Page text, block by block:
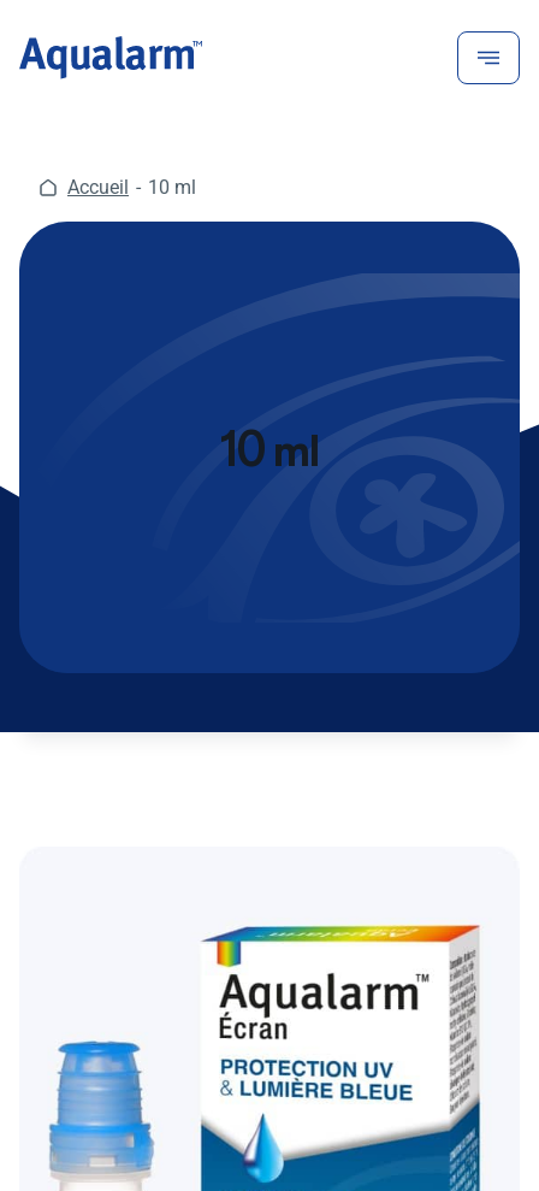
contenu
Accueil 10 ml
10 ml